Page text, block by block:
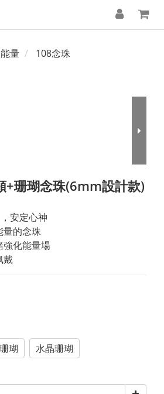
量 108念珠
+珊瑚念珠(6mm設計款)
安定心神
量的念珠
強化能量場
戴
瑚 水晶珊瑚